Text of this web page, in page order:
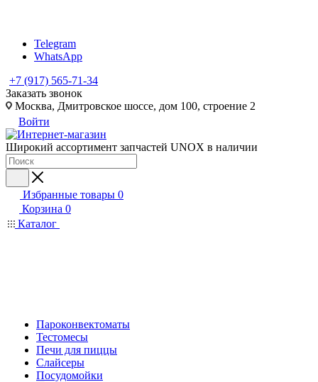
Telegram
WhatsApp
+7 (917) 565-71-34
Заказать звонок
Москва, Дмитровское шоссе, дом 100, строение 2
Войти
Широкий ассортимент запчастей UNOX в наличии
Избранные товары 0
Корзина 0
Каталог
Пароконвектоматы
Тестомесы
Печи для пиццы
Слайсеры
Посудомойки